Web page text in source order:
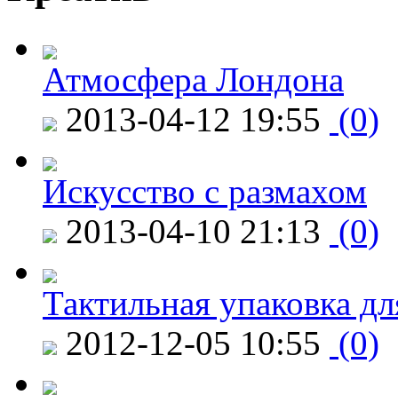
Атмосфера Лондона
2013-04-12 19:55 (0)
Искусство с размахом
2013-04-10 21:13 (0)
Тактильная упаковка
2012-12-05 10:55 (0)